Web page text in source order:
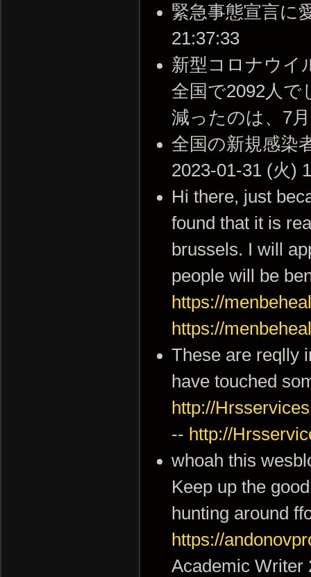
緊急事態宣言に
21:37:33
新型コロナウイ
全国で2092人で
減ったのは、7
全国の新規感染
2023-01-31 (火)
Hi there, just
found that it is
brussels. I will
people will be
https://
https://
These are reqlly
have touched
http://
-- http://
whoah this
Keep up the
hunting around
https://
Academic Writer